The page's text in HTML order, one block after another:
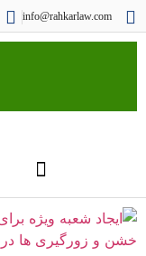
info@rahkarlaw.com